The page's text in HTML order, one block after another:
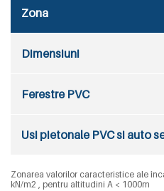
Zona
Dimensiuni
Ferestre PVC
Usi pietonale PVC si auto
Zonarea valorilor caracteristice ale
kN/m2 , pentru altitudini A < 1000m